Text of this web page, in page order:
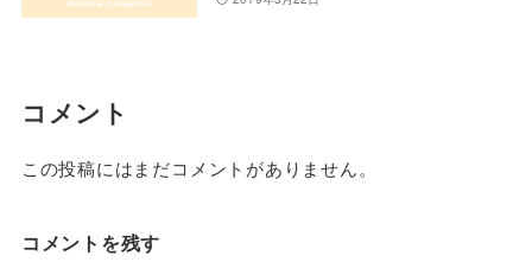
コメント
この投稿にはまだコメントがありません。
コメントを残す